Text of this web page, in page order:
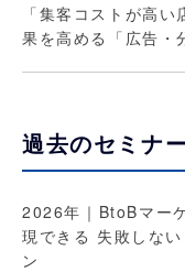
「集客コストが高
果を高める「広告・
過去のセミナ
2026年｜BtoBマー
現できる 失敗しな
ン